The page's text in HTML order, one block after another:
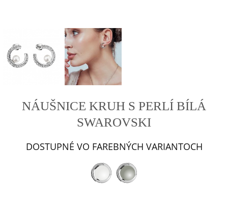
NÁUŠNICE KRUH S PERLÍ BÍLÁ
SWAROVSKI
DOSTUPNÉ VO FAREBNÝCH VARIANTOCH